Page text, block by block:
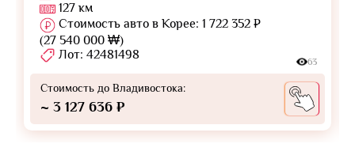
127 км
Стоимость авто в Корее: 1 722 352 ₽
(27 540 000 ₩)
Лот: 42481498
63
Стоимость до Владивостока:
~ 3 127 636 ₽